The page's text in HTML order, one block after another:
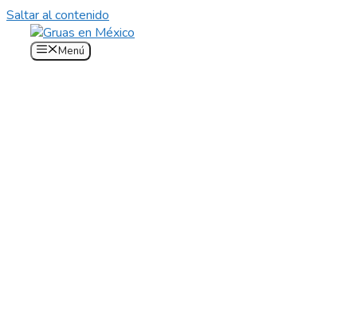
Saltar al contenido
Menú